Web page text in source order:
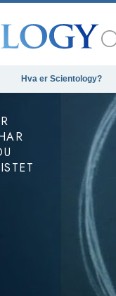
Hva er Scientology?